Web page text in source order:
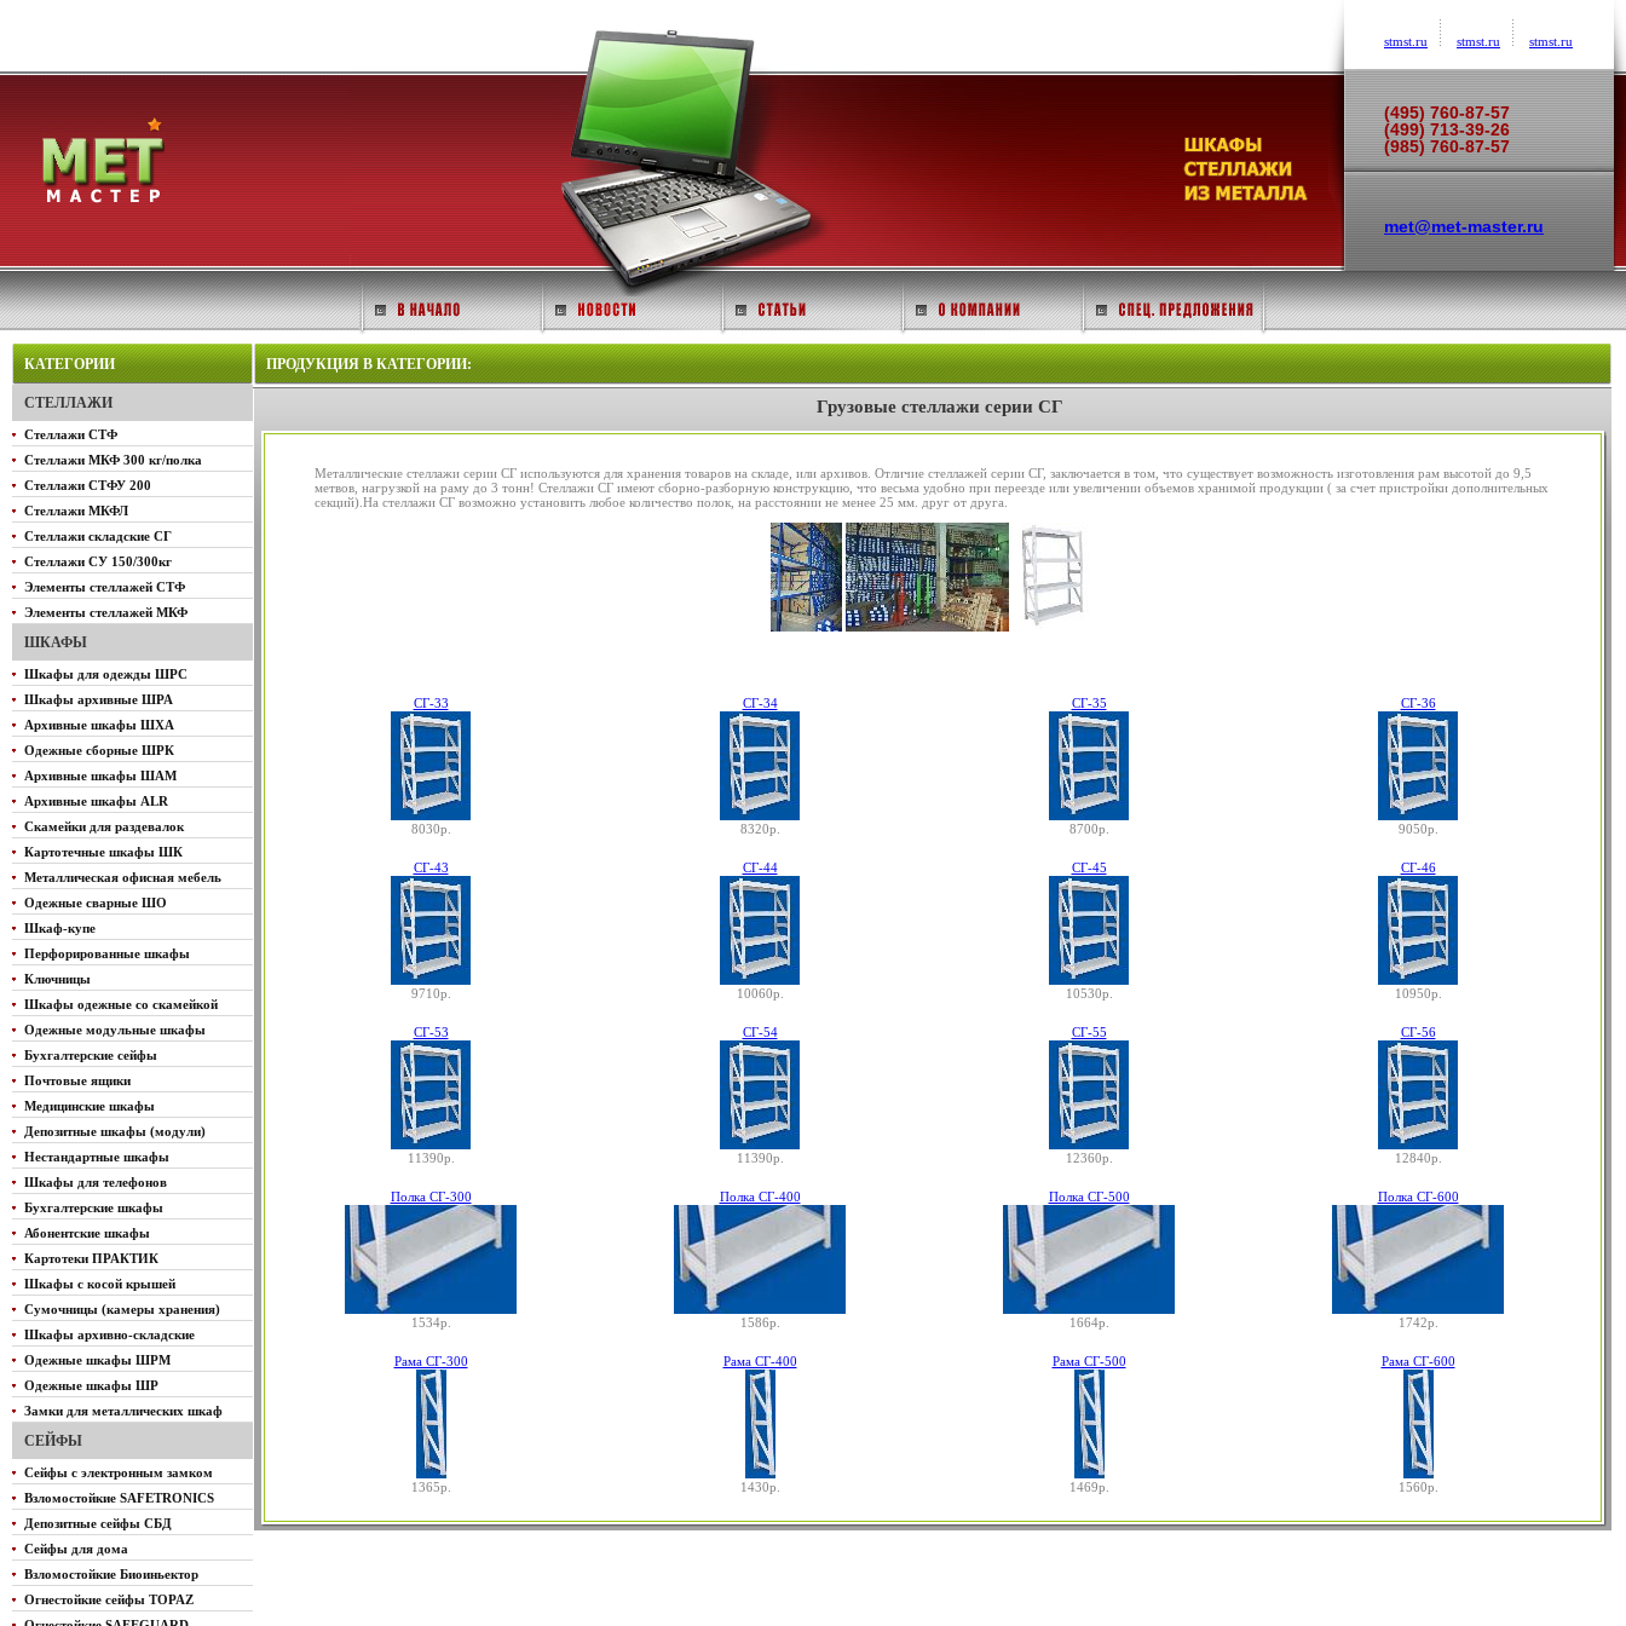
stmst.ru stmst.ru stmst.ru
(495) 760-87-57
(499) 713-39-26
(985) 760-87-57
met@met-master.ru
КАТЕГОРИИ
СТЕЛЛАЖИ
Стеллажи СТФ
Стеллажи МКФ 300 кг/полка
Стеллажи СТФУ 200
Стеллажи МКФЛ
Стеллажи складские СГ
Стеллажи СУ 150/300кг
Элементы стеллажей СТФ
Элементы стеллажей МКФ
ШКАФЫ
Шкафы для одежды ШРС
Шкафы архивные ШРА
Архивные шкафы ШХА
Одежные сборные ШРК
Архивные шкафы ШАМ
Архивные шкафы ALR
Скамейки для раздевалок
Картотечные шкафы ШК
Металлическая офисная мебель
Одежные сварные ШО
Шкаф-купе
Перфорированные шкафы
Ключницы
Шкафы одежные со скамейкой
Одежные модульные шкафы
Бухгалтерские сейфы
Почтовые ящики
Медицинские шкафы
Депозитные шкафы (модули)
Нестандартные шкафы
Шкафы для телефонов
Бухгалтерские шкафы
Абонентские шкафы
Картотеки ПРАКТИК
Шкафы с косой крышей
Сумочницы (камеры хранения)
Шкафы архивно-складские
Одежные шкафы ШРМ
Одежные шкафы ШР
Замки для металлических шкаф
СЕЙФЫ
Сейфы с электронным замком
Взломостойкие SAFETRONICS
Депозитные сейфы СБД
Сейфы для дома
Взломостойкие Биоиньектор
Огнестойкие сейфы TOPAZ
ПРОДУКЦИЯ В КАТЕГОРИИ:
Грузовые стеллажи серии СГ
Металлические стеллажи серии СГ используются для хранения товаров на складе, или архивов. Отличие стеллажей серии СГ, заключается в том, что существует возможность изготовления рам высотой до 9,5
метвов, нагрузкой на раму до 3 тонн! Стеллажи СГ имеют сборно-разборную конструкцию, что весьма удобно при переезде или увеличении объемов хранимой продукции ( за счет пристройки дополнительных
секций).На стеллажи СГ возможно установить любое количество полок, на расстоянии не менее 25 мм. друг от друга.
СГ-33
8030р.
СГ-34
8320р.
СГ-35
8700р.
СГ-36
9050р.
СГ-43
9710р.
СГ-44
10060р.
СГ-45
10530р.
СГ-46
10950р.
СГ-53
11390р.
СГ-54
11390р.
СГ-55
12360р.
СГ-56
12840р.
Полка СГ-300
1534р.
Полка СГ-400
1586р.
Полка СГ-500
1664р.
Полка СГ-600
1742р.
Рама СГ-300
1365р.
Рама СГ-400
1430р.
Рама СГ-500
1469р.
Рама СГ-600
1560р.